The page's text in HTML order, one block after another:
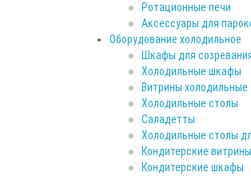
Ротационные печи
Аксессуары для
Оборудование холодильное
Шкафы для
Холодильные шкафы
Витрины холодильные
Холодильные столы
Саладетты
Холодильные столы
Кондитерские витрины
Кондитерские шкафы